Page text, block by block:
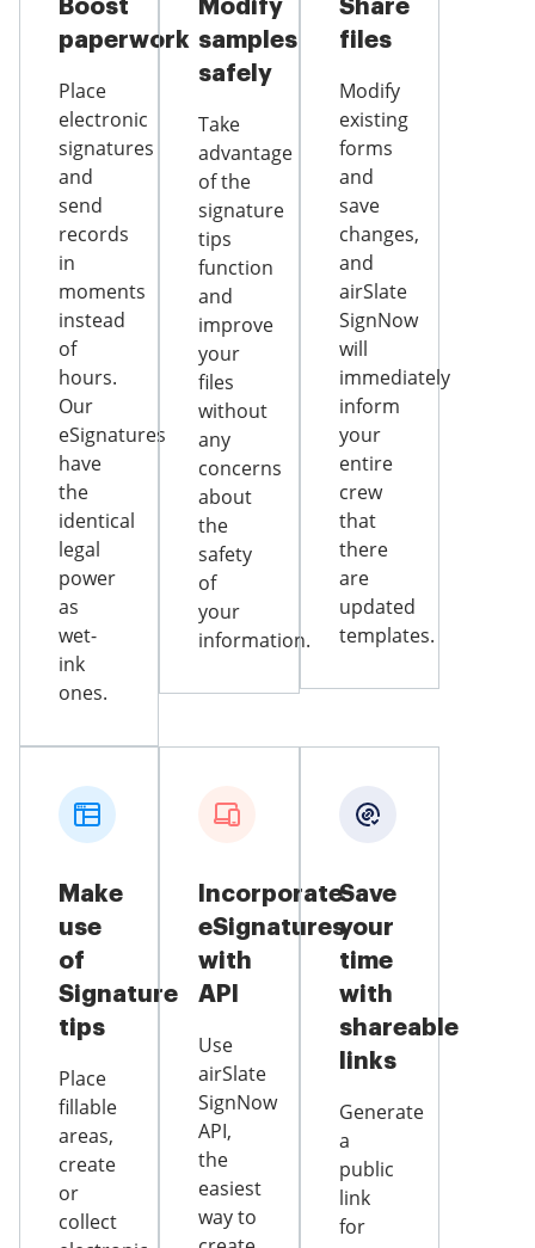
Boost
paperwork
Place
electronic
signatures
and
send
records
in
moments
instead
of
hours.
Our
eSignatures
have
the
identical
legal
power
as
wet-
ink
ones.
Modify
samples
safely
Take
advantage
of the
signature
tips
function
and
improve
your
files
without
any
concerns
about
the
safety
of
your
information.
Share
files
Modify
existing
forms
and
save
changes,
and
airSlate
SignNow
will
immediately
inform
your
entire
crew
that
there
are
updated
templates.
Make
use
of
Signature
tips
Place
fillable
areas,
create
or
collect
Incorporate
eSignatures
with
API
Use
airSlate
SignNow
API,
the
easiest
way to
Save
your
time
with
shareable
links
Generate
a
public
link
for